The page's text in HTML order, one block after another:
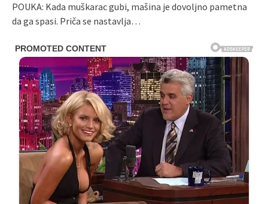
POUKA: Kada muškarac gubi, mašina je dovoljno pametna
da ga spasi. Priča se nastavlja…